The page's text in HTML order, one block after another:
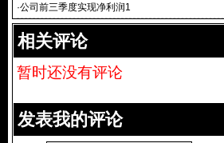
除夜,超变态
·公司前三季度实现净利润1
相关评论
暂时还没有评论
发表我的评论